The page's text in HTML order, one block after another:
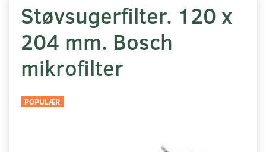
Støvsugerfilter. 120 x
204 mm. Bosch
mikrofilter
POPULÆR